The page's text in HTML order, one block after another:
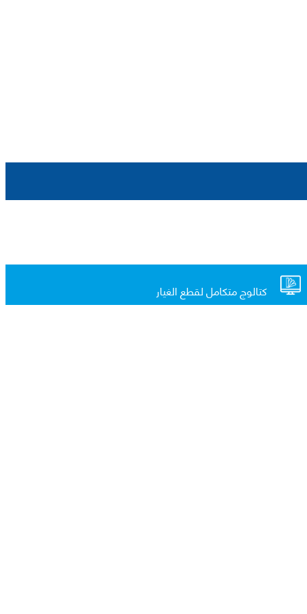
كتالوج متكامل لقطع الغيار